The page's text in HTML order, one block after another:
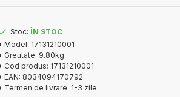
Stoc: ÎN STOC
Model: 17131210001
Greutate: 9.80kg
Cod produs: 17131210001
EAN: 8034094170792
Termen de livrare: 1-3 zile